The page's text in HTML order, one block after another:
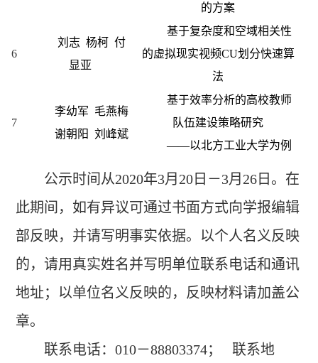
的方案
6
刘志 杨柯 付
显亚
基于复杂度和空域相关性
的虚拟现实视频CU划分快速算
法
7
李幼军 毛燕梅
谢朝阳 刘峰斌
基于效率分析的高校教师
队伍建设策略研究
——以北方工业大学为例
公示时间从2020年3月20日－3月26日。在
此期间，如有异议可通过书面方式向学报编辑
部反映，并请写明事实依据。以个人名义反映
的，请用真实姓名并写明单位联系电话和通讯
地址；以单位名义反映的，反映材料请加盖公
章。
联系电话：010－88803374； 联系地